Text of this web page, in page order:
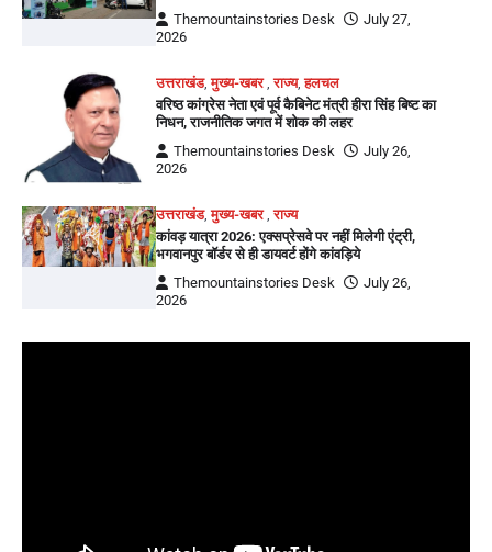
Themountainstories Desk
July 27,
2026
उत्तराखंड,मुख्य-खबर ,राज्य,हलचल
वरिष्ठ कांग्रेस नेता एवं पूर्व कैबिनेट मंत्री हीरा सिंह बिष्ट का
निधन, राजनीतिक जगत में शोक की लहर
Themountainstories Desk
July 26,
2026
उत्तराखंड,मुख्य-खबर ,राज्य
कांवड़ यात्रा 2026: एक्सप्रेसवे पर नहीं मिलेगी एंट्री,
भगवानपुर बॉर्डर से ही डायवर्ट होंगे कांवड़िये
Themountainstories Desk
July 26,
2026